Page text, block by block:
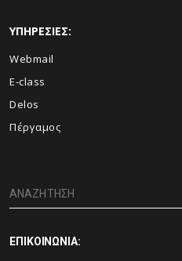
ΥΠΗΡΕΣΙΕΣ:
Webmail
E-class
Delos
Πέργαμος
ΕΠΙΚΟΙΝΩΝΙΑ: